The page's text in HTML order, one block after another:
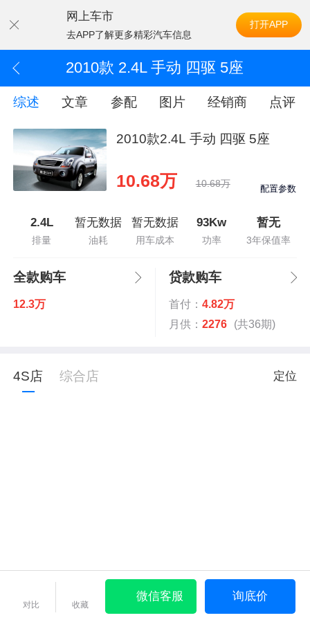
网上车市
去APP了解更多精彩汽车信息
打开APP
2010款 2.4L 手动 四驱 5座
综述 文章 参配 图片 经销商 点评
2010款2.4L 手动 四驱 5座
10.68万 10.68万 配置参数
2.4L
排量
暂无数据
油耗
暂无数据
用车成本
93Kw
功率
暂无
3年保值率
全款购车
12.3万
贷款购车
首付： 4.82万
月供： 2276 (共36期)
4S店 综合店 定位
对比 收藏
微信客服 询底价